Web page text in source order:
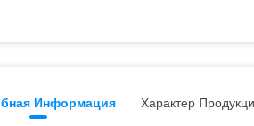
Информация Характер